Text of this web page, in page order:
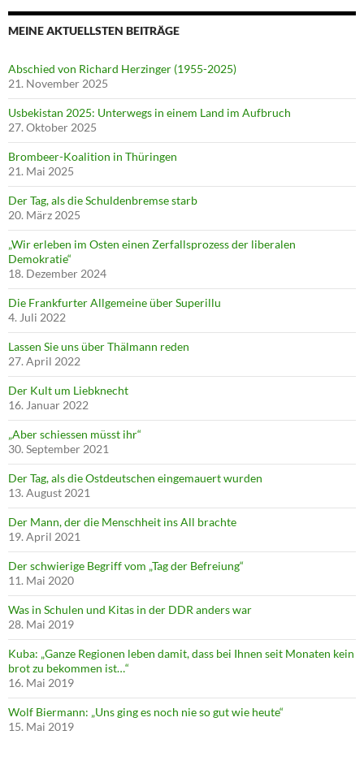
MEINE AKTUELLSTEN BEITRÄGE
Abschied von Richard Herzinger (1955-2025)
21. November 2025
Usbekistan 2025: Unterwegs in einem Land im Aufbruch
27. Oktober 2025
Brombeer-Koalition in Thüringen
21. Mai 2025
Der Tag, als die Schuldenbremse starb
20. März 2025
„Wir erleben im Osten einen Zerfallsprozess der liberalen
Demokratie“
18. Dezember 2024
Die Frankfurter Allgemeine über Superillu
4. Juli 2022
Lassen Sie uns über Thälmann reden
27. April 2022
Der Kult um Liebknecht
16. Januar 2022
„Aber schiessen müsst ihr“
30. September 2021
Der Tag, als die Ostdeutschen eingemauert wurden
13. August 2021
Der Mann, der die Menschheit ins All brachte
19. April 2021
Der schwierige Begriff vom „Tag der Befreiung“
11. Mai 2020
Was in Schulen und Kitas in der DDR anders war
28. Mai 2019
Kuba: „Ganze Regionen leben damit, dass bei Ihnen seit Monaten kein
brot zu bekommen ist…“
16. Mai 2019
Wolf Biermann: „Uns ging es noch nie so gut wie heute“
15. Mai 2019